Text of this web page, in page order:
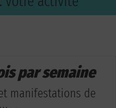
par semaine
manifestations de